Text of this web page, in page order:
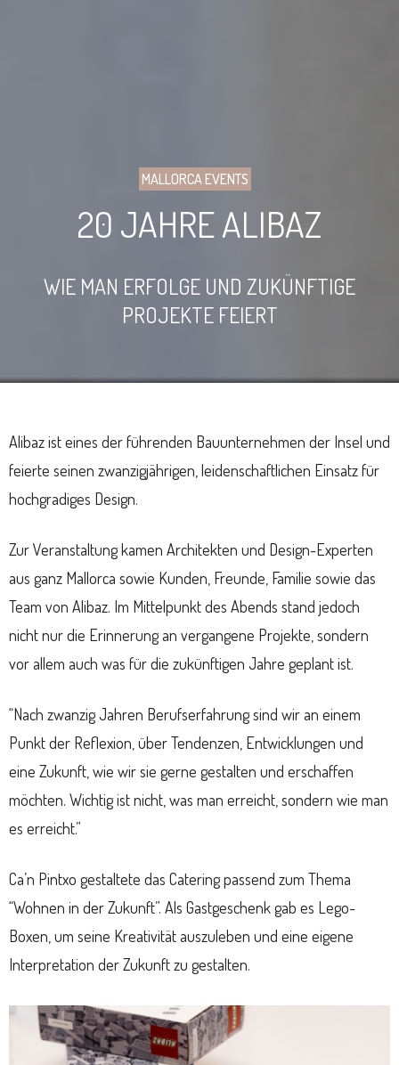
MALLORCA EVENTS
20 JAHRE ALIBAZ
WIE MAN ERFOLGE UND ZUKÜNFTIGE
PROJEKTE FEIERT
Alibaz ist eines der führenden Bauunternehmen der Insel und
feierte seinen zwanzigjährigen, leidenschaftlichen Einsatz für
hochgradiges Design.
Zur Veranstaltung kamen Architekten und Design-Experten
aus ganz Mallorca sowie Kunden, Freunde, Familie sowie das
Team von Alibaz. Im Mittelpunkt des Abends stand jedoch
nicht nur die Erinnerung an vergangene Projekte, sondern
vor allem auch was für die zukünftigen Jahre geplant ist.
“Nach zwanzig Jahren Berufserfahrung sind wir an einem
Punkt der Reflexion, über Tendenzen, Entwicklungen und
eine Zukunft, wie wir sie gerne gestalten und erschaffen
möchten. Wichtig ist nicht, was man erreicht, sondern wie man
es erreicht.”
Ca’n Pintxo gestaltete das Catering passend zum Thema
“Wohnen in der Zukunft”. Als Gastgeschenk gab es Lego-
Boxen, um seine Kreativität auszuleben und eine eigene
Interpretation der Zukunft zu gestalten.